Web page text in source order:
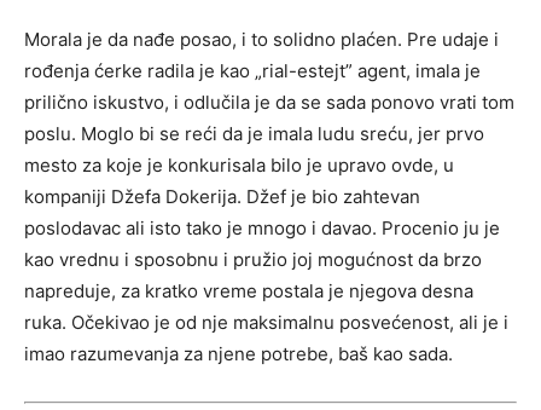
Morala je da nađe posao, i to solidno plaćen. Pre udaje i
rođenja ćerke radila je kao „rial-estejt” agent, imala je
prilično iskustvo, i odlučila je da se sada ponovo vrati tom
poslu. Moglo bi se reći da je imala ludu sreću, jer prvo
mesto za koje je konkurisala bilo je upravo ovde, u
kompaniji Džefa Dokerija. Džef je bio zahtevan
poslodavac ali isto tako je mnogo i davao. Procenio ju je
kao vrednu i sposobnu i pružio joj mogućnost da brzo
napreduje, za kratko vreme postala je njegova desna
ruka. Očekivao je od nje maksimalnu posvećenost, ali je i
imao razumevanja za njene potrebe, baš kao sada.